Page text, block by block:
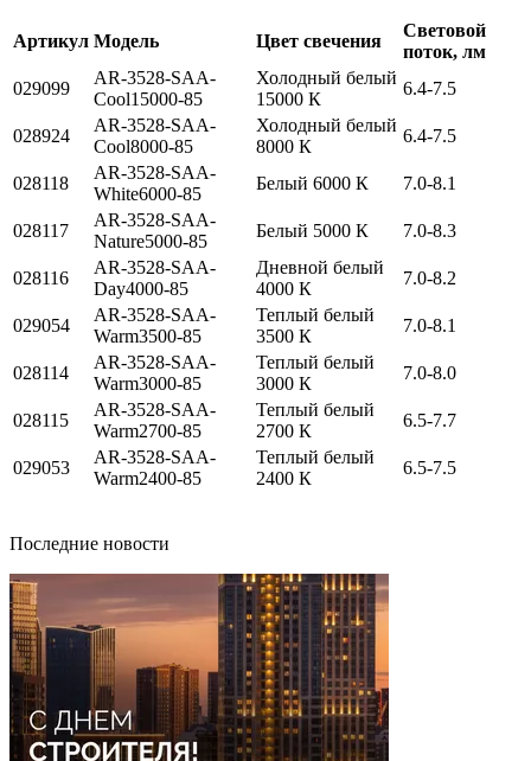
Артикул Модель Цвет свечения
Световой
поток, лм
029099
AR-3528-SAA-
Cool15000-85
Холодный белый
15000 К
6.4-7.5
028924
AR-3528-SAA-
Cool8000-85
Холодный белый
8000 К
6.4-7.5
028118
AR-3528-SAA-
White6000-85
Белый 6000 К 7.0-8.1
028117
AR-3528-SAA-
Nature5000-85
Белый 5000 К 7.0-8.3
028116
AR-3528-SAA-
Day4000-85
Дневной белый
4000 К
7.0-8.2
029054
AR-3528-SAA-
Warm3500-85
Теплый белый
3500 К
7.0-8.1
028114
AR-3528-SAA-
Warm3000-85
Теплый белый
3000 К
7.0-8.0
028115
AR-3528-SAA-
Warm2700-85
Теплый белый
2700 К
6.5-7.7
029053
AR-3528-SAA-
Warm2400-85
Теплый белый
2400 К
6.5-7.5
Последние новости